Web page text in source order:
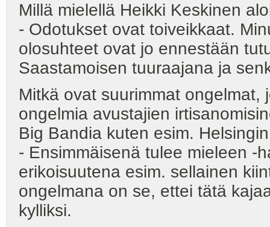
Millä mielellä Heikki Keskinen
- Odotukset ovat toiveikkaat.
olosuhteet ovat jo ennestään
Saastamoisen tuuraajana ja
Mitkä ovat suurimmat
ongelmia avustajien
Big Bandia kuten esim.
- Ensimmäisenä tulee mieleen -
erikoisuutena esim. sellainen
ongelmana on se, ettei tätä
kylliksi.